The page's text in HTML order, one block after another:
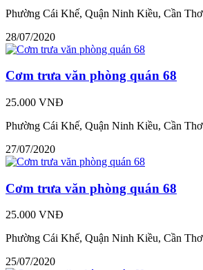
Phường Cái Khế, Quận Ninh Kiều, Cần Thơ
28/07/2020
Cơm trưa văn phòng quán 68
25.000 VNĐ
Phường Cái Khế, Quận Ninh Kiều, Cần Thơ
27/07/2020
Cơm trưa văn phòng quán 68
25.000 VNĐ
Phường Cái Khế, Quận Ninh Kiều, Cần Thơ
25/07/2020